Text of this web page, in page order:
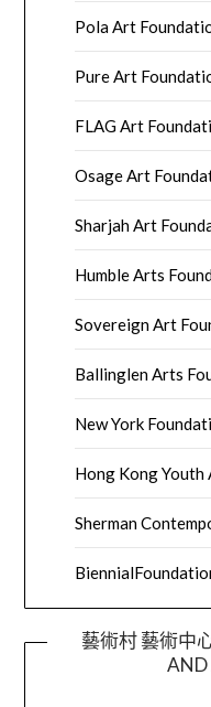
Pola Art
Pure Art
FLAG Art
Osage Art
Sharjah Art
Humble Arts
Sovereign Art
Ballinglen Arts
New York
Hong Kong
Sherman
藝術村 藝術中
AND